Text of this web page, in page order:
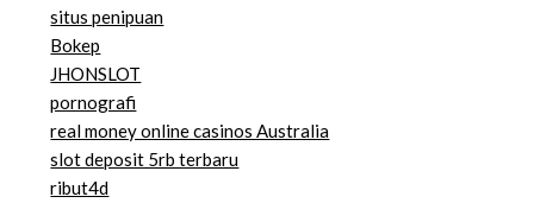
situs penipuan
Bokep
JHONSLOT
pornografi
real money online casinos Australia
slot deposit 5rb terbaru
ribut4d